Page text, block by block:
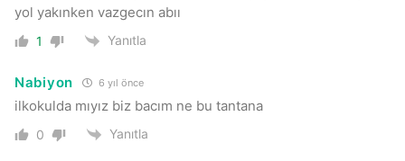
yol yakınken vazgecın abıı
1 Yanıtla
Nabiyon 6 yıl önce
ilkokulda mıyız biz bacım ne bu tantana
0 Yanıtla